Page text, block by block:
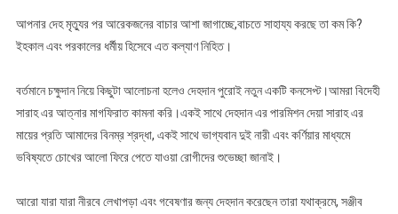
আপনার দেহ মৃত্যুর পর আরেকজনের বাচার আশা জাগাচ্ছে,বাচতে সাহায্য করছে তা কম কি?
ইহকাল এবং পরকালের ধর্মীয় হিসেবে এত কল্যাণ নিহিত।
বর্তমানে চক্ষুদান নিয়ে কিছুটা আলোচনা হলেও দেহদান পুরোই নতুন একটি কনসেপ্ট।আমরা বিদেহী
সারাহ এর আত্নার মাগফিরাত কামনা করি।একই সাথে দেহদান এর পারমিশন দেয়া সারাহ এর
মায়ের প্রতি আমাদের বিনম্র শ্রদ্ধা, একই সাথে ভাগ্যবান দুই নারী এবং কর্ণিয়ার মাধ্যমে
ভবিষ্যতে চোখের আলো ফিরে পেতে যাওয়া রোগীদের শুভেচ্ছা জানাই।
আরো যারা যারা নীরবে লেখাপড়া এবং গবেষণার জন্য দেহদান করেছেন তারা যথাক্রমে, সঞ্জীব